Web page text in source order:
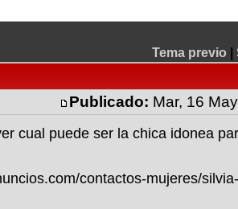
Tema previo
Publicado: Mar, 16
cual puede ser la chica idonea
contactos-mujeres/